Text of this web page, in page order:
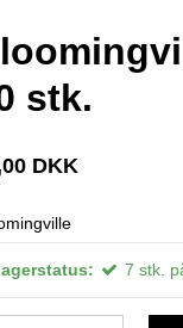
stk.
DKK
7 stk.